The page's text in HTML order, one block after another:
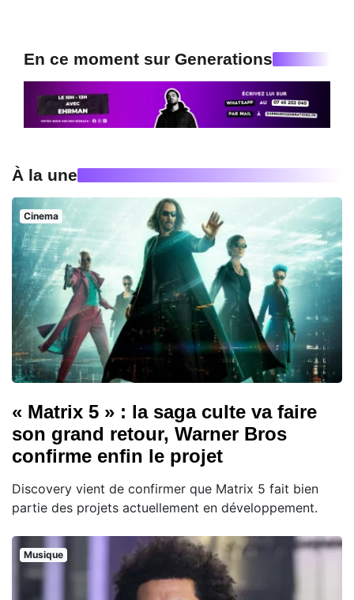
En ce moment sur Generations
À la une
Cinema
« Matrix 5 » : la saga culte va faire
son grand retour, Warner Bros
confirme enfin le projet
Discovery vient de confirmer que Matrix 5 fait bien
partie des projets actuellement en développement.
Musique